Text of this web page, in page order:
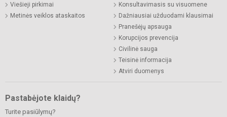
Viešieji pirkimai
Metinės veiklos ataskaitos
Konsultavimasis su visuomene
Dažniausiai užduodami klausimai
Pranešėjų apsauga
Korupcijos prevencija
Civilinė sauga
Teisinė informacija
Atviri duomenys
Pastabėjote klaidų?
Turite pasiūlymų?